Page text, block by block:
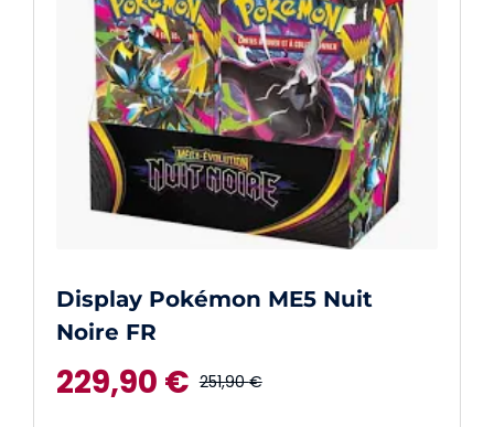
Display Pokémon ME5 Nuit
Noire FR
251,90€
229,90 €